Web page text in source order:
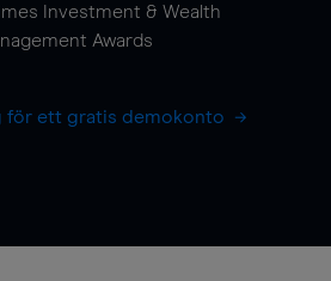
Investment & Wealth
Awards
för ett gratis demokonto